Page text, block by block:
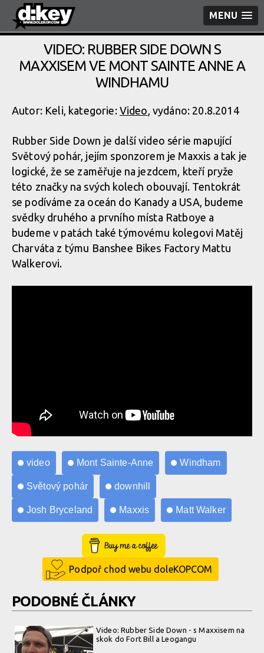
MENU
VIDEO: RUBBER SIDE DOWN S
MAXXISEM VE MONT SAINTE ANNE A
WINDHAMU
Autor: Keli, kategorie: Video, vydáno: 20.8.2014
Rubber Side Down je další video série mapující
Světový pohár, jejím sponzorem je Maxxis a tak je
logické, že se zaměřuje na jezdcem, kteří pryže
této značky na svých kolech obouvají. Tentokrát
se podíváme za oceán do Kanady a USA, budeme
svědky druhého a prvního místa Ratboye a
budeme v patách také týmovému kolegovi Matěj
Charváta z týmu Banshee Bikes Factory Mattu
Walkerovi.
video Mont Sainte-Anne Windham
Světový pohár downhill
Josh Bryceland Maxxis Matt Walker
Buy Me a Coffee
Podpoř chod webu doleKOPCOM
PODOBNÉ ČLÁNKY
Video: Rubber Side Down - s Maxxisem na
skok do Fort Bill a Leogangu